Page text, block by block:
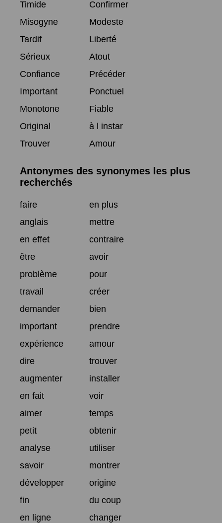
Timide
Confirmer
Misogyne
Modeste
Tardif
Liberté
Sérieux
Atout
Confiance
Précéder
Important
Ponctuel
Monotone
Fiable
Original
à l instar
Trouver
Amour
Antonymes des synonymes les plus
recherchés
faire
en plus
anglais
mettre
en effet
contraire
être
avoir
problème
pour
travail
créer
demander
bien
important
prendre
expérience
amour
dire
trouver
augmenter
installer
en fait
voir
aimer
temps
petit
obtenir
analyse
utiliser
savoir
montrer
développer
origine
fin
du coup
en ligne
changer